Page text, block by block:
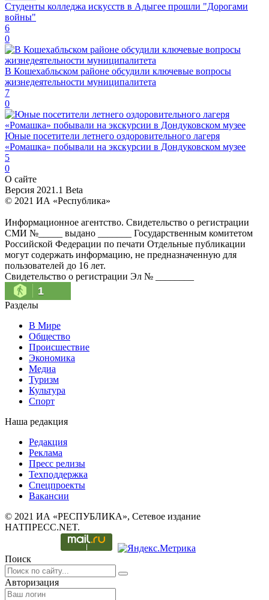
Студенты колледжа искусств в Адыгее прошли "Дорогами
войны"
6
0
В Кошехабльском районе обсудили ключевые вопросы
жизнедеятельности муниципалитета
7
0
Юные посетители летнего оздоровительного лагеря
«Ромашка» побывали на экскурсии в Дондуковском музее
5
0
О сайте
Версия 2021.1 Beta
© 2021 ИА «Республика»
Информационное агентство. Свидетельство о регистрации
СМИ №_____ выдано _______ Государственным комитетом
Российской Федерации по печати Отдельные публикации
могут содержать информацию, не предназначенную для
пользователей до 16 лет.
Свидетельство о регистрации Эл № ________
1
Разделы
В Мире
Общество
Происшествие
Экономика
Медиа
Туризм
Культура
Спорт
Наша редакция
Редакция
Реклама
Пресс релизы
Техподдержка
Спецпроекты
Вакансии
© 2021 ИА «РЕСПУБЛИКА», Сетевое издание
НАТПРЕСС.NET.
Поиск
Авторизация